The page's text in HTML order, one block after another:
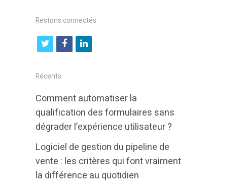
Restons connectés
t
i
t
e
r
f
b
o
k
l
k
e
d
n
Récents
Comment automatiser la
qualification des formulaires sans
dégrader l’expérience utilisateur ?
Logiciel de gestion du pipeline de
vente : les critères qui font vraiment
la différence au quotidien